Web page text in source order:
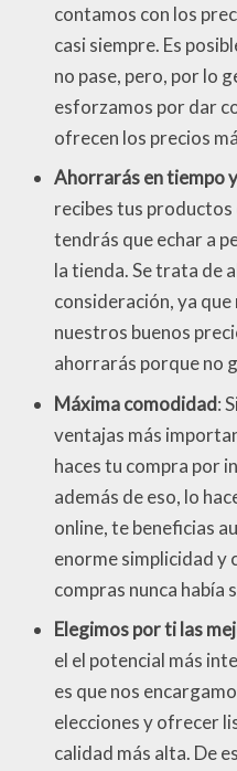
contamos con los
casi siempre. Es
no pase, pero, por lo
esforzamos por dar
ofrecen los precios
Ahorrarás en tiempo
recibes tus
tendrás que echar a
la tienda. Se trata de
consideración, ya
nuestros buenos
ahorrarás porque no
Máxima comodidad:
ventajas más
haces tu compra por
además de eso, lo
online, te beneficias
enorme simplicidad y
compras nunca había
Elegimos por ti las
el el potencial más
es que nos
elecciones y ofrecer
calidad más alta. De